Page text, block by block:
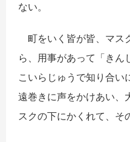
ない。
町をいく皆が皆、マス
ら、用事があって「きん
こいらじゅうで知り合い
遠巻きに声をかけあい、
スクの下にかくれて、そ